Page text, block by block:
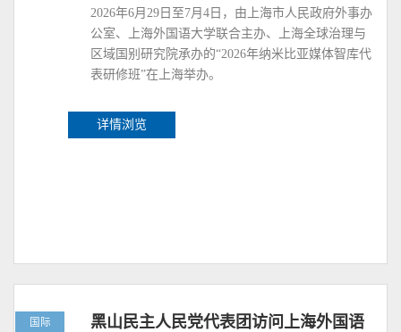
2026年6月29日至7月4日，由上海市人民政府外事办
公室、上海外国语大学联合主办、上海全球治理与
区域国别研究院承办的“2026年纳米比亚媒体智库代
表研修班”在上海举办。
详情浏览
国际
黑山民主人民党代表团访问上海外国语